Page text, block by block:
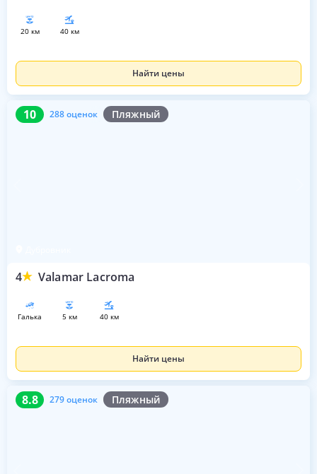
20 км 40 км
Найти цены
10 288 оценок Пляжный
4 Valamar Lacroma
10 288 оценок
галька 5 км 40 км
Найти цены
8.8 279 оценок Пляжный
8.8 279 оценок